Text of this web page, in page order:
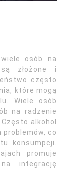
osób na
złożone i
często
które mogą
Wiele osób
na radzenie
alkohol
co
konsumpcji.
promuje
integrację